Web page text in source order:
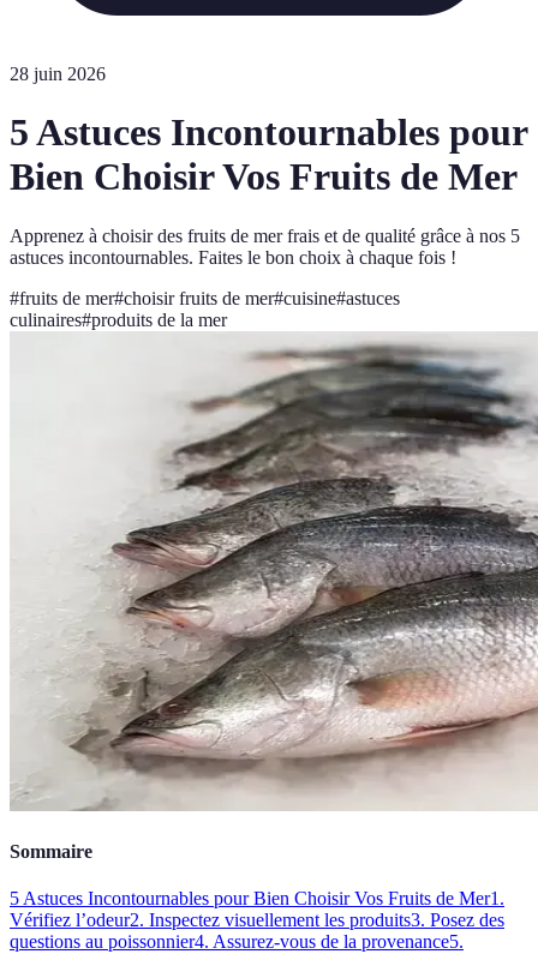
28 juin 2026
5 Astuces Incontournables pour
Bien Choisir Vos Fruits de Mer
Apprenez à choisir des fruits de mer frais et de qualité grâce à nos 5
astuces incontournables. Faites le bon choix à chaque fois !
#fruits de mer#choisir fruits de mer#cuisine#astuces
culinaires#produits de la mer
Sommaire
5 Astuces Incontournables pour Bien Choisir Vos Fruits de Mer1.
Vérifiez l’odeur2. Inspectez visuellement les produits3. Posez des
questions au poissonnier4. Assurez-vous de la provenance5.